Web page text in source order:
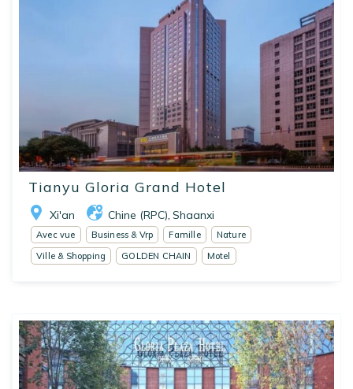
Tianyu Gloria Grand Hotel
Xi'an Chine (RPC), Shaanxi
Avec vue Business & Vrp Famille
Nature
Ville & Shopping
GOLDEN CHAIN Motel